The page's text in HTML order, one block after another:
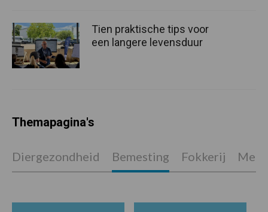
Tien praktische tips voor
een langere levensduur
Themapagina's
Diergezondheid Bemesting Fokkerij